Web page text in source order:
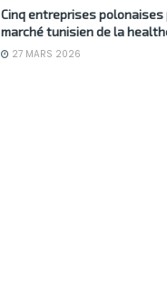
Cinq entreprises
marché tunisien de la
27 MARS 2026